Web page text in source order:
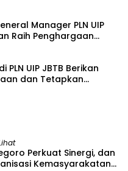
Manager PLN UIP
Raih Penghargaan
PLN UIP JBTB Berikan
dan Tetapkan
Perkuat Sinergi, dan
Kemasyarakatan